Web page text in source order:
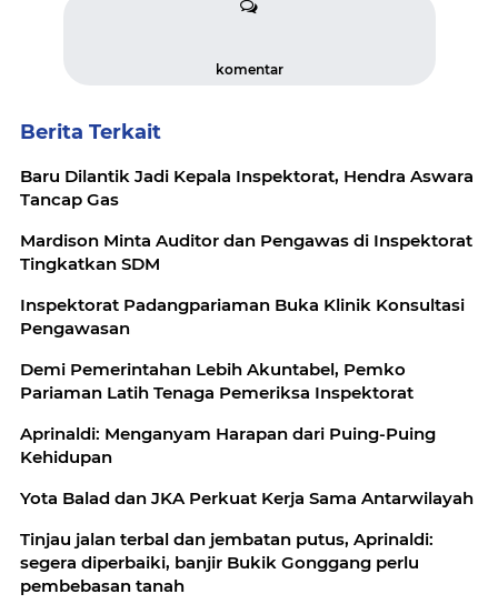
komentar
Berita Terkait
Baru Dilantik Jadi Kepala Inspektorat, Hendra Aswara
Tancap Gas
Mardison Minta Auditor dan Pengawas di Inspektorat
Tingkatkan SDM
Inspektorat Padangpariaman Buka Klinik Konsultasi
Pengawasan
Demi Pemerintahan Lebih Akuntabel, Pemko
Pariaman Latih Tenaga Pemeriksa Inspektorat
Aprinaldi: Menganyam Harapan dari Puing-Puing
Kehidupan
Yota Balad dan JKA Perkuat Kerja Sama Antarwilayah
Tinjau jalan terbal dan jembatan putus, Aprinaldi:
segera diperbaiki, banjir Bukik Gonggang perlu
pembebasan tanah